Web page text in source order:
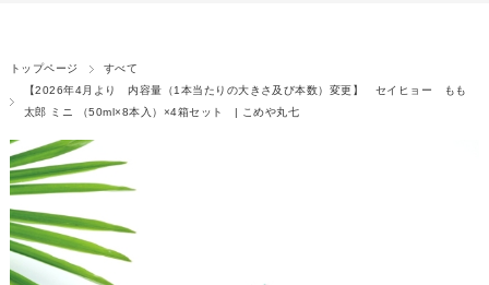
トップページ
すべて
【2026年4月より 内容量（1本当たりの大きさ及び本数）変更】 セイヒョー もも
太郎 ミニ （50ml×8本入）×4箱セット | こめや丸七